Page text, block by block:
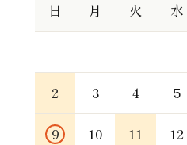
日 月 火 水
2 3 4 5
9 10 11 12